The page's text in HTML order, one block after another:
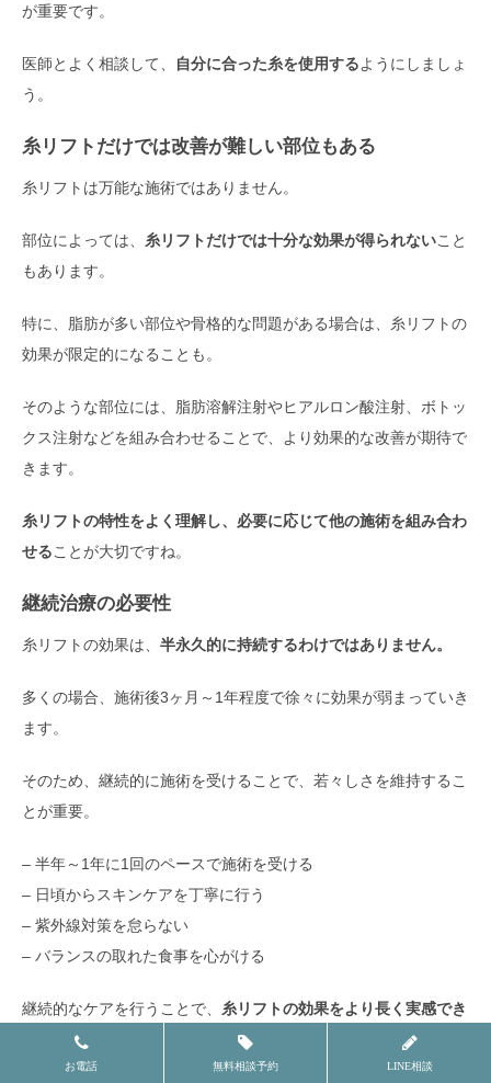
が重要です。
医師とよく相談して、 自分に合った糸を使用するようにしましょ
う。
糸リフトだけでは改善が難しい部位もある
糸リフトは万能な施術ではありません。
部位によっては、 糸リフトだけでは十分な効果が得られないこと
もあります。
特に、脂肪が多い部位や骨格的な問題がある場合は、糸リフトの
効果が限定的になることも。
そのような部位には、脂肪溶解注射やヒアルロン酸注射、ボトッ
クス注射などを組み合わせることで、より効果的な改善が期待で
きます。
糸リフトの特性をよく理解し、必要に応じて他の施術を組み合わ
せることが大切ですね。
継続治療の必要性
糸リフトの効果は、 半永久的に持続するわけではありません。
多くの場合、施術後3ヶ月～1年程度で徐々に効果が弱まっていき
ます。
そのため、継続的に施術を受けることで、若々しさを維持するこ
とが重要。
– 半年～1年に1回のペースで施術を受ける
– 日頃からスキンケアを丁寧に行う
– 紫外線対策を怠らない
– バランスの取れた食事を心がける
継続的なケアを行うことで、 糸リフトの効果をより長く実感でき
でしょう。
お電話 無料相談予約 LINE相談